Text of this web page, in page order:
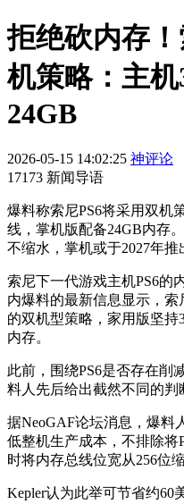
拒绝砍内存
机策略：主
24GB
2026-05-15 14:02:25 神评论
17173 新闻导语
爆料称索尼PS6将采用双机
线，掌机版配备24GB内存
不缩水，掌机或于2027年推
索尼下一代游戏主机PS6的
内爆料的最新信息显示，索
的双机型策略，家用版坚持
内存。
此前，围绕PS6是否存在削
料人先后给出截然不同的判
据NeoGAF论坛消息，爆料
低整机生产成本，不排除将
时将内存总线位宽从256位缩
Kepler认为此举可节省约60